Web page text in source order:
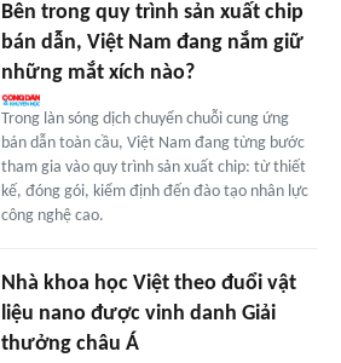
Bên trong quy trình sản xuất chip
bán dẫn, Việt Nam đang nắm giữ
những mắt xích nào?
Trong làn sóng dịch chuyển chuỗi cung ứng
bán dẫn toàn cầu, Việt Nam đang từng bước
tham gia vào quy trình sản xuất chip: từ thiết
kế, đóng gói, kiểm định đến đào tạo nhân lực
công nghệ cao.
Nhà khoa học Việt theo đuổi vật
liệu nano được vinh danh Giải
thưởng châu Á